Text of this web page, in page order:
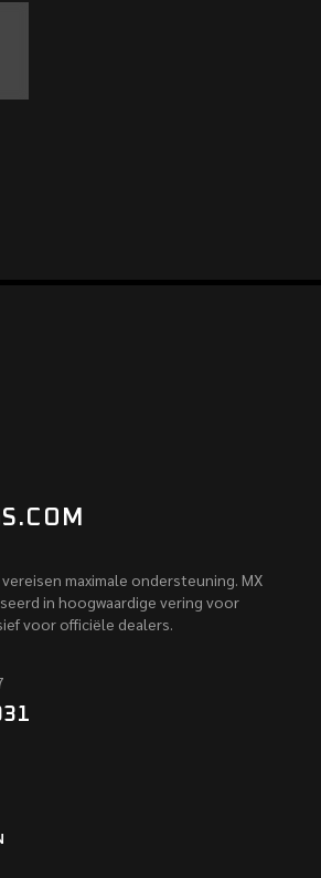
maximale ondersteuning. MX
in hoogwaardige vering voor
voor officiële dealers.